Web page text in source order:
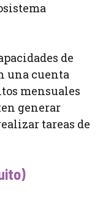
de
una cuenta
mensuales
generar
tareas de